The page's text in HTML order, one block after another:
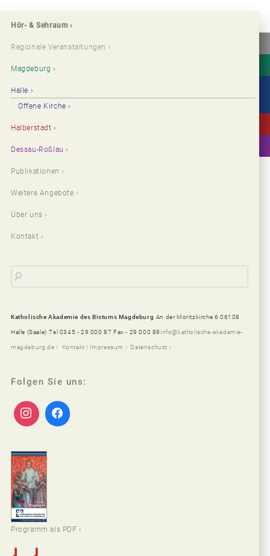
Hör- & Sehraum
Regionale Veranstaltungen
Magdeburg
Halle
Offene Kirche
Halberstadt
Dessau-Roßlau
Publikationen
Weitere Angebote
Über uns
Kontakt
Katholische Akademie des Bistums Magdeburg An der Moritzkirche 6 06108
Halle (Saale) Tel 0345 - 29 000 87 Fax - 29 000 89 info@katholische-akademie-
magdeburg.de Kontakt | Impressum Datenschutz
Folgen Sie uns:
Programm als PDF